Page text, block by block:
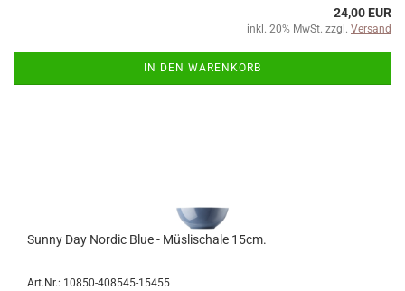
24,00 EUR
inkl. 20% MwSt. zzgl. Versand
IN DEN WARENKORB
Sunny Day Nordic Blue - Müslischale 15cm.
Art.Nr.: 10850-408545-15455